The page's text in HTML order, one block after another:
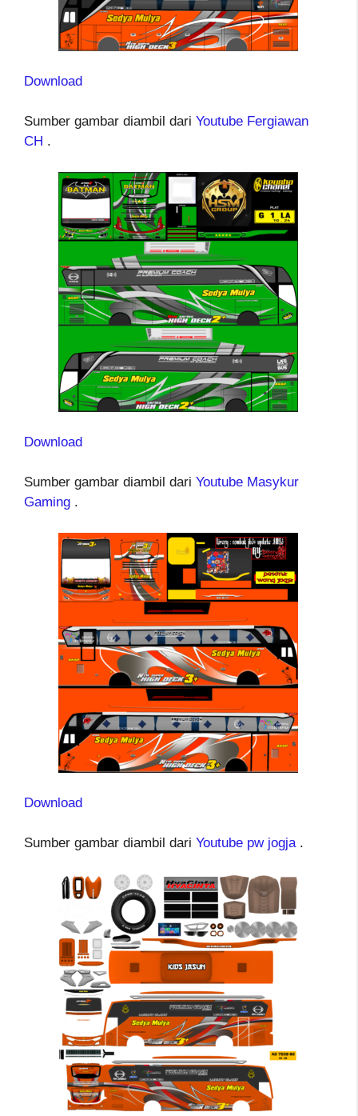
Download
Sumber gambar diambil dari Youtube Fergiawan
CH .
Download
Sumber gambar diambil dari Youtube Masykur
Gaming .
Download
Sumber gambar diambil dari Youtube pw jogja.